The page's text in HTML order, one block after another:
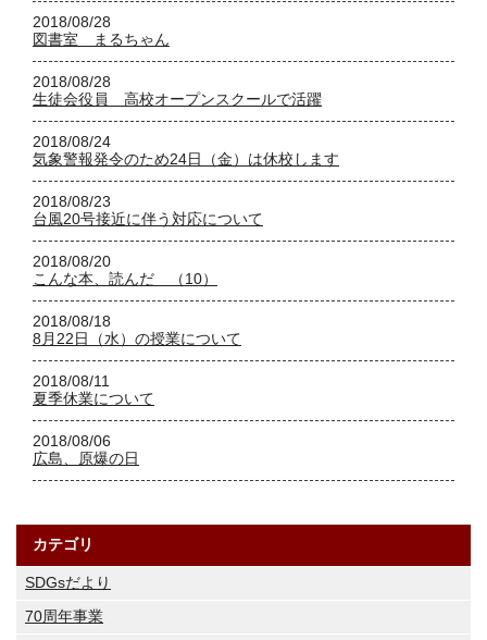
2018/08/28
図書室 まるちゃん
2018/08/28
生徒会役員 高校オープンスクールで活躍
2018/08/24
気象警報発令のため24日（金）は休校します
2018/08/23
台風20号接近に伴う対応について
2018/08/20
こんな本、読んだ （10）
2018/08/18
8月22日（水）の授業について
2018/08/11
夏季休業について
2018/08/06
広島、原爆の日
カテゴリ
SDGsだより
70周年事業